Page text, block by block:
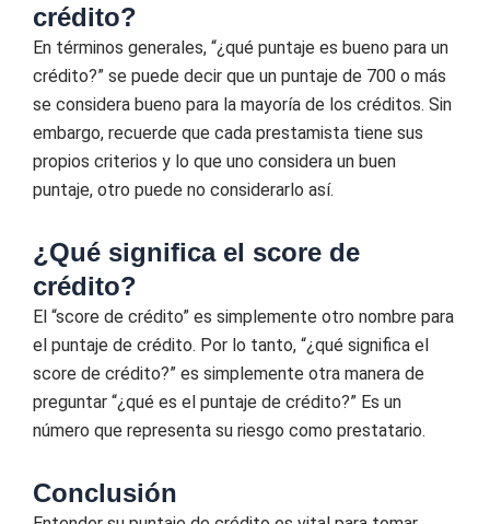
crédito?
En términos generales, “¿qué puntaje es bueno para un
crédito?” se puede decir que un puntaje de 700 o más
se considera bueno para la mayoría de los créditos. Sin
embargo, recuerde que cada prestamista tiene sus
propios criterios y lo que uno considera un buen
puntaje, otro puede no considerarlo así.
¿Qué significa el score de
crédito?
El “score de crédito” es simplemente otro nombre para
el puntaje de crédito. Por lo tanto, “¿qué significa el
score de crédito?” es simplemente otra manera de
preguntar “¿qué es el puntaje de crédito?” Es un
número que representa su riesgo como prestatario.
Conclusión